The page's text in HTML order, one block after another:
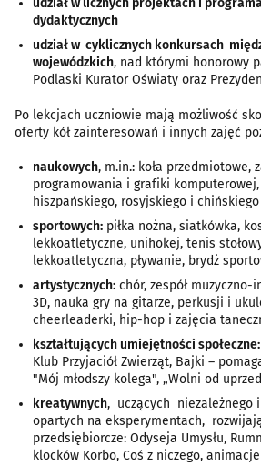
udział w licznych projektach i
dydaktycznych
udział w cyklicznych konkursach
wojewódzkich, nad którymi honorowy
Podlaski Kurator Oświaty oraz
Po lekcjach uczniowie mają możliwość
oferty kół zainteresowań i innych zajęć
naukowych, m.in.: koła przedmiotowe,
programowania i grafiki komputerowej,
hiszpańskiego, rosyjskiego i chińskiego
sportowych: piłka nożna, siatkówka,
lekkoatletyczne, unihokej, tenis
lekkoatletyczna, pływanie, brydż
artystycznych: chór, zespół
3D, nauka gry na gitarze, perkusji i
cheerleaderki, hip-hop i zajęcia
kształtujących umiejętności społeczne:
Klub Przyjaciół Zwierząt, Bajki –
"Mój młodszy kolega", „Wolni od
kreatywnych, uczących niezależnego
opartych na eksperymentach,
przedsiębiorcze: Odyseja Umysłu,
klocków Korbo, Coś z niczego,